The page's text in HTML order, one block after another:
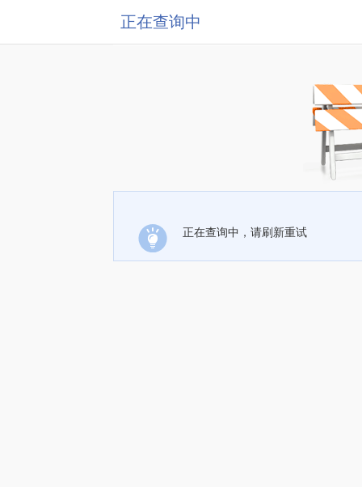
正在查询中
正在查询中，请刷新重试